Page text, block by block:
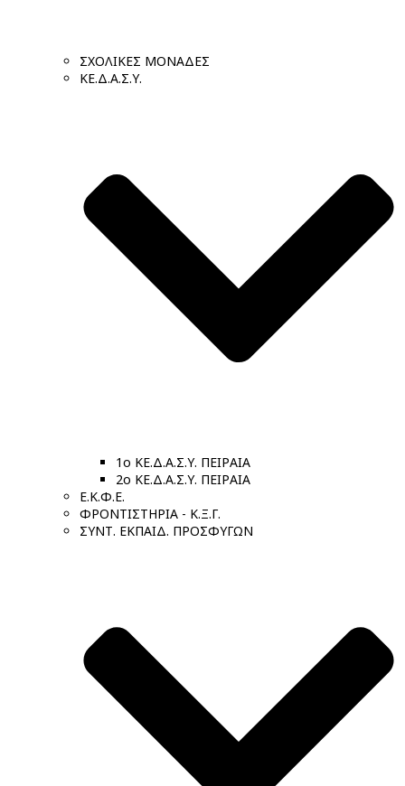
ΣΧΟΛΙΚΕΣ ΜΟΝΑΔΕΣ
ΚΕ.Δ.Α.Σ.Υ.
1ο ΚΕ.Δ.Α.Σ.Υ. ΠΕΙΡΑΙΑ
2ο ΚΕ.Δ.Α.Σ.Υ. ΠΕΙΡΑΙΑ
Ε.Κ.Φ.Ε.
ΦΡΟΝΤΙΣΤΗΡΙΑ - Κ.Ξ.Γ.
ΣΥΝΤ. ΕΚΠΑΙΔ. ΠΡΟΣΦΥΓΩΝ